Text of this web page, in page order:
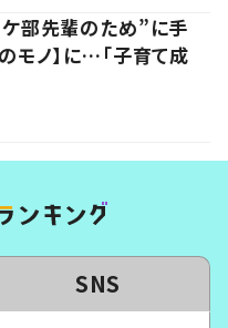
部先輩のため”に手
モノ】に…「子育て成
SNS